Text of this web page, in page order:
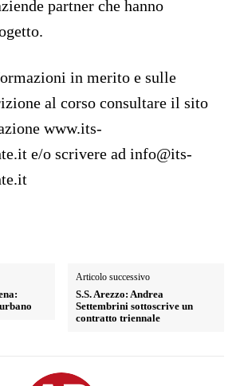
partner che hanno
in merito e sulle
al corso consultare il sito
www.its-
e/o scrivere ad info@its-
Articolo successivo
S.S. Arezzo: Andrea
Settembrini sottoscrive un
contratto triennale